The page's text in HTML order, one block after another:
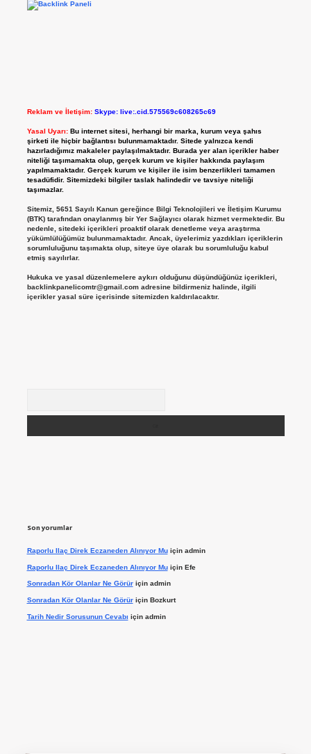
Reklam ve İletişim: Skype: live:.cid.575569c608265c69
Yasal Uyarı: Bu internet sitesi, herhangi bir marka, kurum veya şahıs
şirketi ile hiçbir bağlantısı bulunmamaktadır. Sitede yalnızca kendi
hazırladığımız makaleler paylaşılmaktadır. Burada yer alan içerikler haber
niteliği taşımamakta olup, gerçek kurum ve kişiler hakkında paylaşım
yapılmamaktadır. Gerçek kurum ve kişiler ile isim benzerlikleri tamamen
tesadüfidir. Sitemizdeki bilgiler taslak halindedir ve tavsiye niteliği
taşımazlar.
Sitemiz, 5651 Sayılı Kanun gereğince Bilgi Teknolojileri ve İletişim Kurumu
(BTK) tarafından onaylanmış bir Yer Sağlayıcı olarak hizmet vermektedir. Bu
nedenle, sitedeki içerikleri proaktif olarak denetleme veya araştırma
yükümlülüğümüz bulunmamaktadır. Ancak, üyelerimiz yazdıkları içeriklerin
sorumluluğunu taşımakta olup, siteye üye olarak bu sorumluluğu kabul
etmiş sayılırlar.
Hukuka ve yasal düzenlemelere aykırı olduğunu düşündüğünüz içerikleri,
backlinkpanelicomtr@gmail.comadresine bildirmeniz halinde, ilgili
içerikler yasal süre içerisinde sitemizden kaldırılacaktır.
Son yorumlar
Raporlu Ilaç Direk Eczaneden Alınıyor Muiçin admin
Raporlu Ilaç Direk Eczaneden Alınıyor Muiçin Efe
Sonradan Kör Olanlar Ne Görüriçin admin
Sonradan Kör Olanlar Ne Görüriçin Bozkurt
Tarih Nedir Sorusunun Cevabı için admin